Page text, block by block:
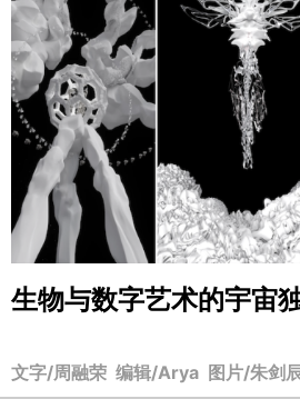
生物与数字艺术的宇宙
文字/周融荣 编辑/Arya 图片/朱剑